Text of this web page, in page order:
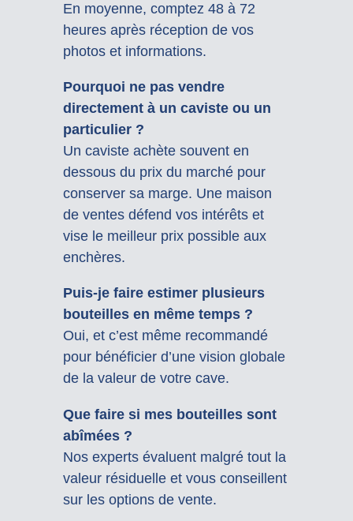
En moyenne, comptez 48 à 72
heures après réception de vos
photos et informations.
Pourquoi ne pas vendre
directement à un caviste ou un
particulier ?
Un caviste achète souvent en
dessous du prix du marché pour
conserver sa marge. Une maison
de ventes défend vos intérêts et
vise le meilleur prix possible aux
enchères.
Puis-je faire estimer plusieurs
bouteilles en même temps ?
Oui, et c’est même recommandé
pour bénéficier d’une vision globale
de la valeur de votre cave.
Que faire si mes bouteilles sont
abîmées ?
Nos experts évaluent malgré tout la
valeur résiduelle et vous conseillent
sur les options de vente.